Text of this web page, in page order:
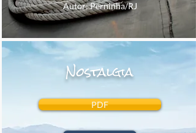
Autor: Perninha/RJ
Nostalgia
PDF